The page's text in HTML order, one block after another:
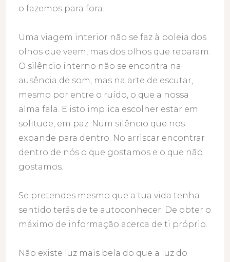
o fazemos para fora.
Uma viagem interior não se faz à boleia dos
olhos que veem, mas dos olhos que reparam.
O silêncio interno não se encontra na
ausência de som, mas na arte de escutar,
mesmo por entre o ruído, o que a nossa
alma fala. E isto implica escolher estar em
solitude, em paz. Num silêncio que nos
expande para dentro. No arriscar encontrar
dentro de nós o que gostamos e o que não
gostamos.
Se pretendes mesmo que a tua vida tenha
sentido terás de te autoconhecer. De obter o
máximo de informação acerca de ti próprio.
Não existe luz mais bela do que a luz do